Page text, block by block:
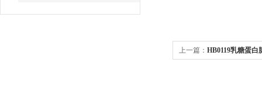
上一篇： HB0119乳糖蛋